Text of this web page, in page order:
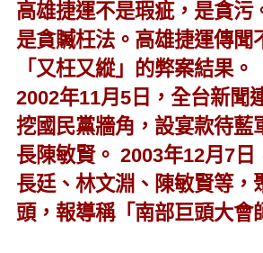
高雄捷運不是瑕疵，是貪
是貪贓枉法。高雄捷運傳
「又枉又縱」的弊案結果。
2002年11月5日，全台新聞
挖國民黨牆角，設宴款待藍
長陳敏賢。 2003年12月7
長廷、林文淵、陳敏賢等
頭，報導稱「南部巨頭大會